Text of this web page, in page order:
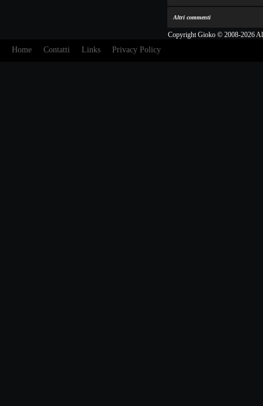
Altri commenti
Copyright Gioko © 2008-2026
Home Contatti Links Privacy Policy